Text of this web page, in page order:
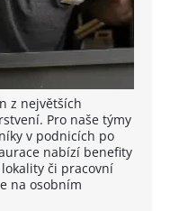
z největších
Pro naše týmy
v podnicích po
nabízí benefity
či pracovní
na osobním